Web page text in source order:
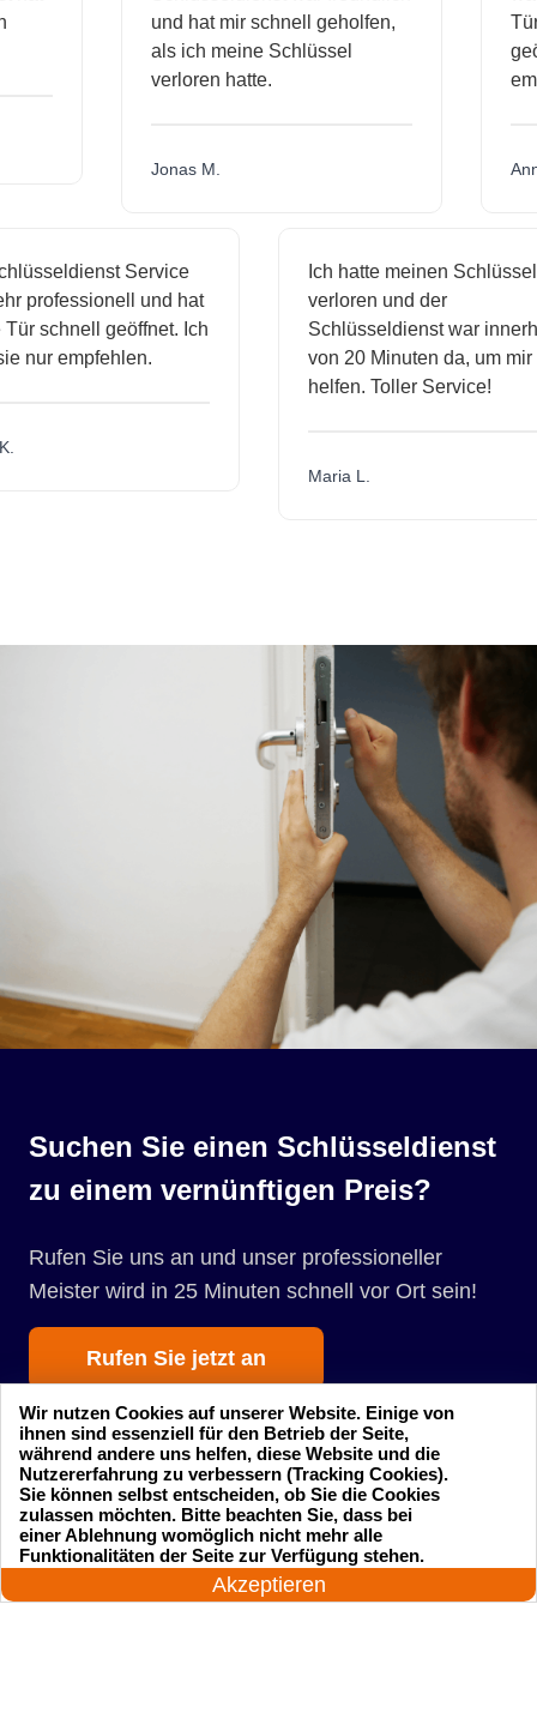
und hat mir schnell geholfen,
als ich meine Schlüssel
verloren hatte.
Jonas M.
Service
professionell und hat
schnell geöffnet. Ich
nur empfehlen.
Ich hatte meinen Schlüssel
verloren und der
Schlüsseldienst war
von 20 Minuten da, um mir
helfen. Toller Service!
Maria L.
Suchen Sie einen Schlüsseldienst
zu einem vernünftigen Preis?
Rufen Sie uns an und unser professioneller
Meister wird in 25 Minuten schnell vor Ort sein!
Rufen Sie jetzt an
Startseite Einsatzgebiete
Preise
24 Stunden am Tag
Akzeptieren
Wir nutzen Cookies auf unserer Website. Einige von
ihnen sind essenziell für den Betrieb der Seite,
während andere uns helfen, diese Website und die
Nutzererfahrung zu verbessern (Tracking Cookies).
Sie können selbst entscheiden, ob Sie die Cookies
zulassen möchten. Bitte beachten Sie, dass bei
einer Ablehnung womöglich nicht mehr alle
Funktionalitäten der Seite zur Verfügung stehen.